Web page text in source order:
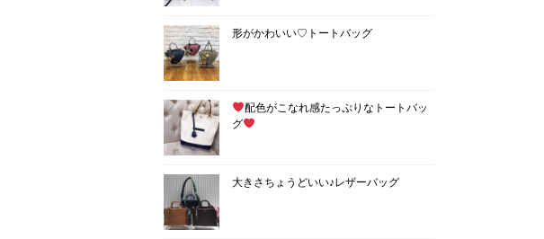
形がかわいい♡トートバッグ
配色がこなれ感たっぷりなトートバッ
グ
大きさちょうどいい♪レザーバッグ